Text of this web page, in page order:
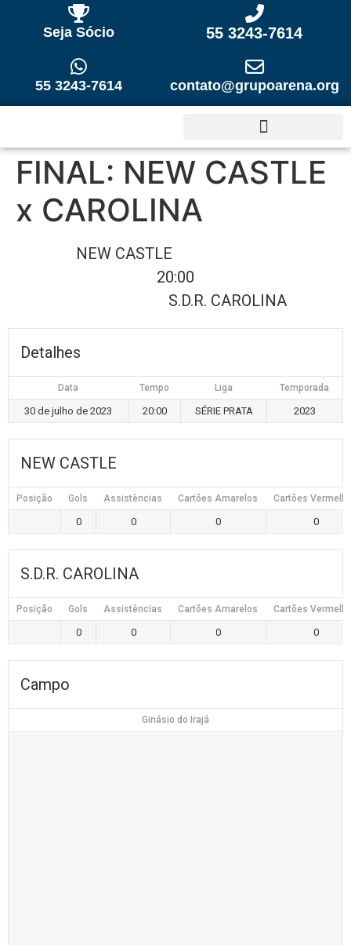
Seja Sócio 55 3243-7614
55 3243-7614 contato@grupoarena.org
FINAL: NEW CASTLE
x CAROLINA
NEW CASTLE
20:00
S.D.R. CAROLINA
Detalhes
Data Tempo Liga Temporada
30 de julho de 2023 20:00 SÉRIE PRATA 2023
NEW CASTLE
Posição Gols Assistências Cartões Amarelos Cartões
0 0 0 0
S.D.R. CAROLINA
Posição Gols Assistências Cartões Amarelos Cartões
0 0 0 0
Campo
Ginásio do Irajá